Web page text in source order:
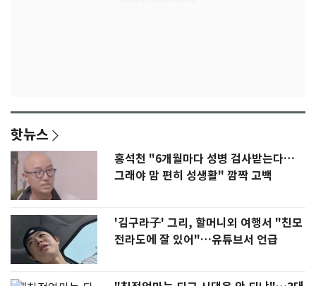
핫뉴스
홍석천 "6개월마다 성병 검사받는다…
그래야 맘 편히 성생활" 깜짝 고백
'김구라子' 그리, 할머니외 여행서 "친모
전라도에 잘 있어"…유튜브서 언급